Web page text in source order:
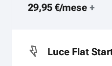
29,95 €/mese +
Luce Flat